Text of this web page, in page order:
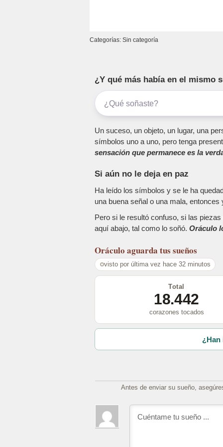
Categorías: Sin categoría
¿Y qué más había en el mismo
Un suceso, un objeto, un lugar, una
símbolos uno a uno, pero tenga
sensación que permanece es la
Si aún no le deja en paz
Ha leído los símbolos y se le ha
una buena señal o una mala,
Pero si le resultó confuso, si las
aquí abajo, tal como lo soñó. Oráculo
Oráculo aguarda tus sueños
visto por última vez hace 32 minutos
Total
18.442
corazones tocados
Antes de enviar su sueño,